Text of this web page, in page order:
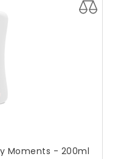
Moments - 200ml